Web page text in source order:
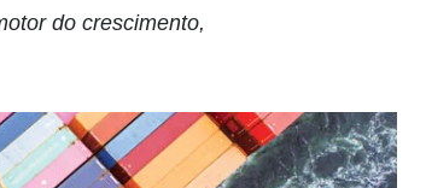
do crescimento,